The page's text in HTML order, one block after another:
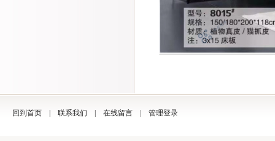
回到首页 联系我们 在线留言 管理登录